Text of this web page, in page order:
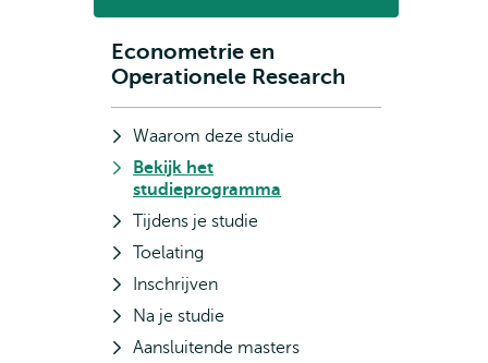
Subnavigatie
Econometrie en
Operationele Research
Waarom deze studie
Bekijk het
studieprogramma
Tijdens je studie
Toelating
Inschrijven
Na je studie
Aansluitende masters